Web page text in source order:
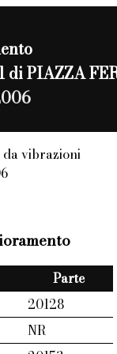
di PIAZZA
da vibrazioni
Parte
20128
NR